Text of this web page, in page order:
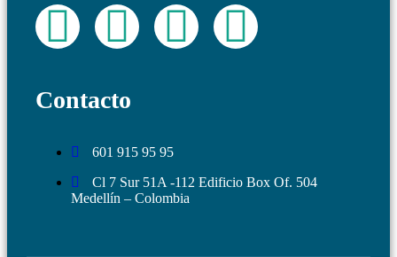
Contacto
601 915 95 95
Cl 7 Sur 51A -112 Edificio Box Of. 504
Medellín – Colombia